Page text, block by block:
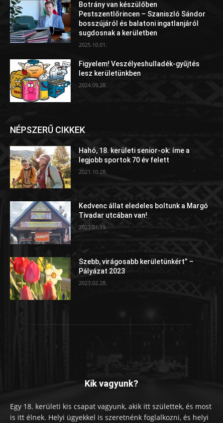
Botrány van készülőben
Pestszentlőrincen – Szaniszló Sándor
bosszújáról és balatoni ingatlanjáról
sugdosnak a kerületben
2025.10.01.
Figyelem! Veszélyeshulladék-gyűjtés
lesz kerületünkben
2024.09.28.
NÉPSZERŰ CIKKEK
Hahó, 18. kerületi senior-ok: íme a
legjobb sportok 70 év felett
2021.10.28.
Kedvenc állat eledeles boltunk a Margó
Tivadar utcában van!
2023.01.19.
Szebb, virágosabb kerületünkért” –
Pályázat 2023
2023.02.28.
Kik vagyunk?
Egy 18. kerületi kis csapat vagyunk, akik itt születtek, és most
is itt élnek. Helyi ügyekkel is szeretnénk foglalkozni, és helyi